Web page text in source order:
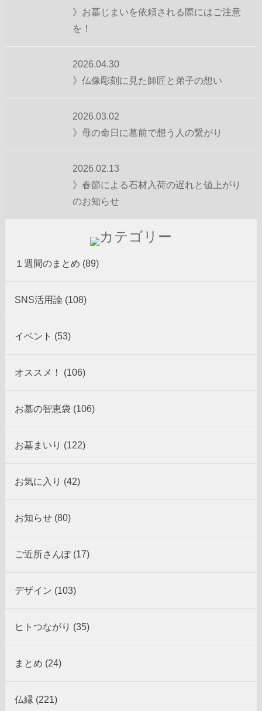
》お墓じまいを依頼される際にはご注意
を！
2026.04.30
》仏像彫刻に見た師匠と弟子の想い
2026.03.02
》母の命日に墓前で想う人の繋がり
2026.02.13
》春節による石材入荷の遅れと値上がり
のお知らせ
１週間のまとめ (89)
SNS活用論 (108)
イベント (53)
オススメ！ (106)
お墓の智恵袋 (106)
お墓まいり (122)
お気に入り (42)
お知らせ (80)
ご近所さんぽ (17)
デザイン (103)
ヒトつながり (35)
まとめ (24)
仏縁 (221)